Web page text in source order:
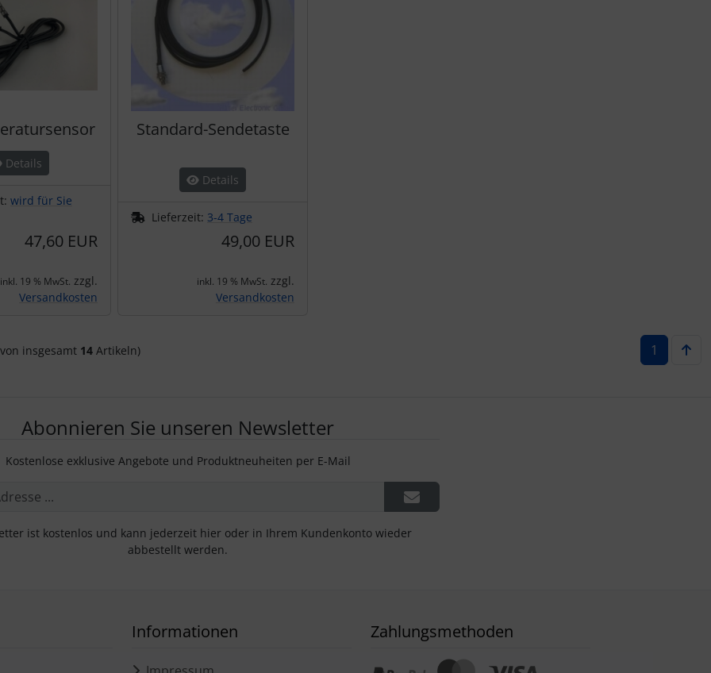
Details
wird für Sie
47,60 EUR
inkl. 19 % MwSt. zzgl.
Versandkosten
Standard-Sendetaste
Details
Lieferzeit: 3-4 Tage
49,00 EUR
inkl. 19 % MwSt. zzgl.
Versandkosten
insgesamt 14 Artikeln) 1
Abonnieren Sie unseren Newsletter
Kostenlose exklusive Angebote und Produktneuheiten per E-Mail
ist kostenlos und kann jederzeit hier oder in Ihrem Kundenkonto wieder
abbestellt werden.
Informationen Zahlungsmethoden